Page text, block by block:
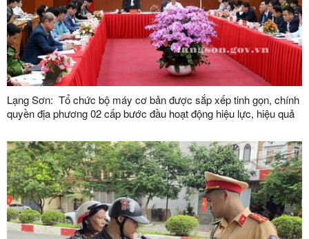
Lạng Sơn: Tổ chức bộ máy cơ bản được sắp xếp tinh gọn, chính
quyền địa phương 02 cấp bước đầu hoạt động hiệu lực, hiệu quả